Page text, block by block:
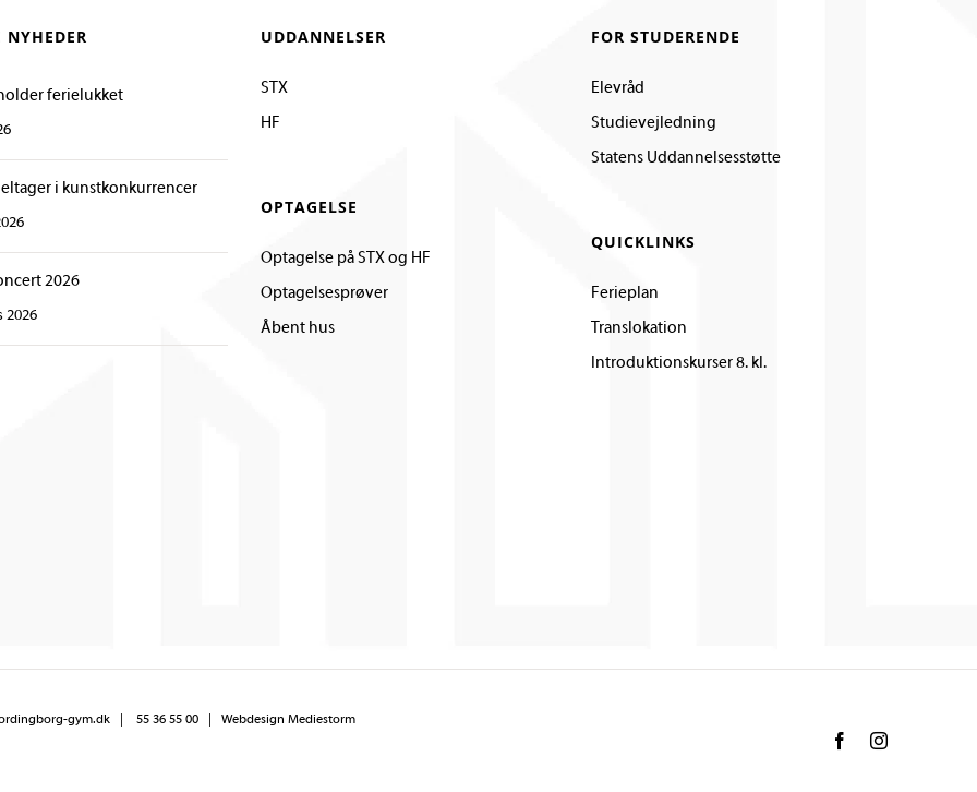
NYHEDER
ferielukket
i kunstkonkurrencer
2026
2026
UDDANNELSER
STX
HF
OPTAGELSE
Optagelse på STX og HF
Optagelsesprøver
Åbent hus
FOR STUDERENDE
Elevråd
Studievejledning
Statens Uddannelsesstøtte
QUICKLINKS
Ferieplan
Translokation
Introduktionskurser 8. kl.
gym.dk 55 36 55 00 |Webdesign Mediestorm
FacebookInstagram